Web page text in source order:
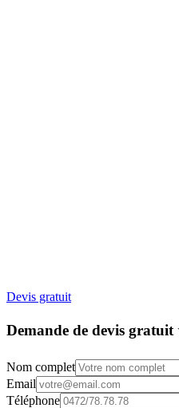
Devis gratuit
Demande de devis gratuit
Nom complet
Email
Téléphone